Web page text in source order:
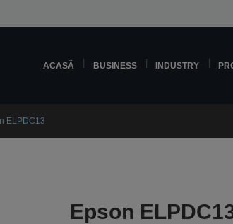
ACASĂ BUSINESS INDUSTRY
ELPDC13
Epson